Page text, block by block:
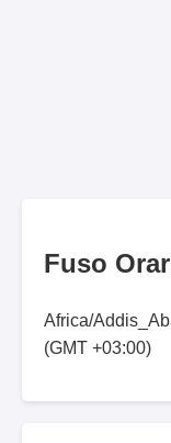
Fuso
Africa/
(GMT +03:00)